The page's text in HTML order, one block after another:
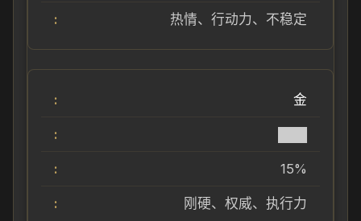
热情、行动力、不稳定
金
15%
刚硬、权威、执行力